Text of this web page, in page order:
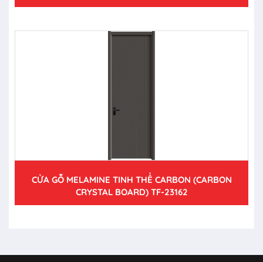
CỬA GỖ MELAMINE TINH THỂ CARBON (CARBON
CRYSTAL BOARD) TF-23162